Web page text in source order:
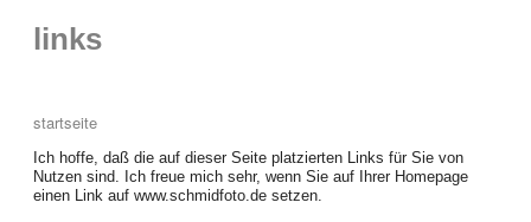
links
startseite
Ich hoffe, daß die auf dieser Seite platzierten Links für Sie von
Nutzen sind. Ich freue mich sehr, wenn Sie auf Ihrer Homepage
einen Link auf www.schmidfoto.de setzen.